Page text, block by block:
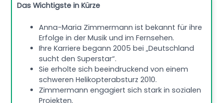
Das Wichtigste in Kürze
Anna-Maria Zimmermann ist bekannt für ihre
Erfolge in der Musik und im Fernsehen.
Ihre Karriere begann 2005 bei „Deutschland
sucht den Superstar“.
Sie erholte sich beeindruckend von einem
schweren Helikopterabsturz 2010.
Zimmermann engagiert sich stark in sozialen
Projekten.